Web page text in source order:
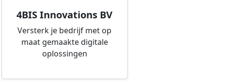
4BIS Innovations BV
Versterk je bedrijf met op
maat gemaakte digitale
oplossingen